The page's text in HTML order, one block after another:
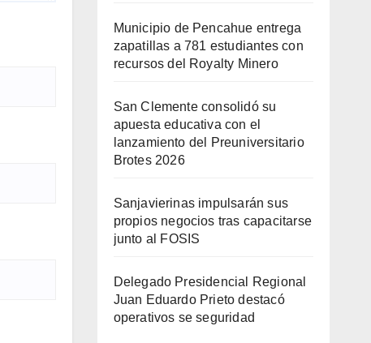
Municipio de Pencahue entrega
zapatillas a 781 estudiantes con
recursos del Royalty Minero
San Clemente consolidó su
apuesta educativa con el
lanzamiento del Preuniversitario
Brotes 2026
Sanjavierinas impulsarán sus
propios negocios tras capacitarse
junto al FOSIS
Delegado Presidencial Regional
Juan Eduardo Prieto destacó
operativos se seguridad